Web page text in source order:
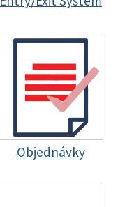
Objednávky